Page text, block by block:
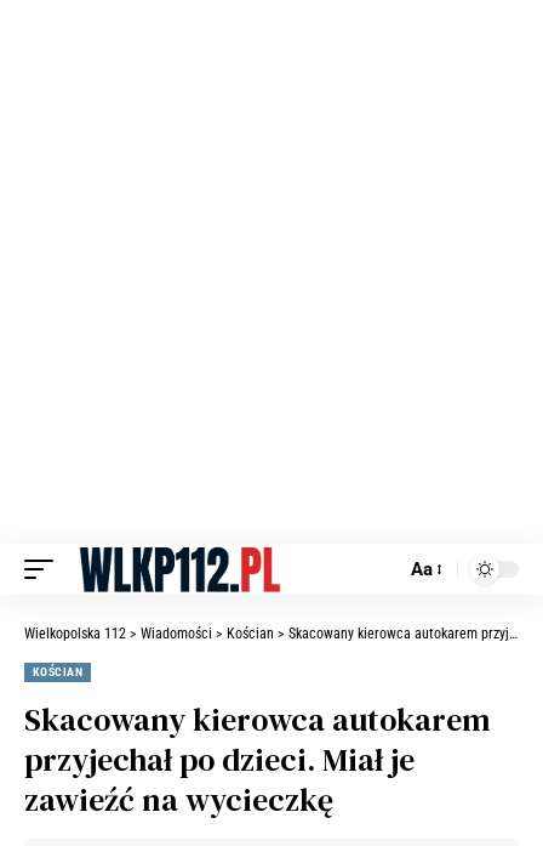
Aa
Wielkopolska 112 > Wiadomości > Kościan > Skacowany kierowca autokarem przyjechał po dzieci. Miał je zawieźć na wycieczkę
KOŚCIAN
Skacowany kierowca autokarem
przyjechał po dzieci. Miał je
zawieźć na wycieczkę